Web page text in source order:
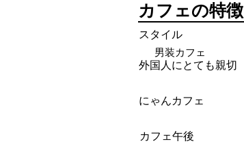
カフェの特徴
スタイル
外国人にとても親切
男装カフェ
にゃんカフェ
カフェ午後